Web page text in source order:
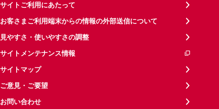
サイトご利用にあたって
お客さまご利用端末からの情報の外部送信について
見やすさ・使いやすさの調整
サイトメンテナンス情報
サイトマップ
ご意見・ご要望
お問い合わせ